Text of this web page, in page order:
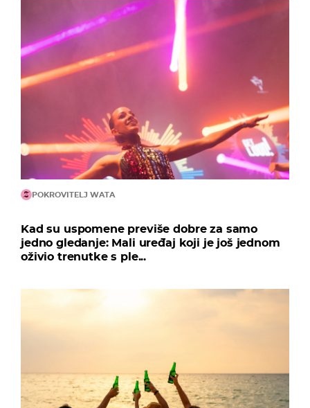
POKROVITELJ WATA
Kad su uspomene previše dobre za samo
jedno gledanje: Mali uređaj koji je još jednom
oživio trenutke s ple...